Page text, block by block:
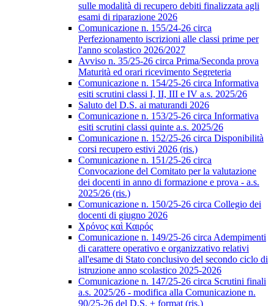
sulle modalità di recupero debiti finalizzata agli
esami di riparazione 2026
Comunicazione n. 155/24-26 circa
Perfezionamento iscrizioni alle classi prime per
l'anno scolastico 2026/2027
Avviso n. 35/25-26 circa Prima/Seconda prova
Maturità ed orari ricevimento Segreteria
Comunicazione n. 154/25-26 circa Informativa
esiti scrutini classi I, II, III e IV a.s. 2025/26
Saluto del D.S. ai maturandi 2026
Comunicazione n. 153/25-26 circa Informativa
esiti scrutini classi quinte a.s. 2025/26
Comunicazione n. 152/25-26 circa Disponibilità
corsi recupero estivi 2026 (ris.)
Comunicazione n. 151/25-26 circa
Convocazione del Comitato per la valutazione
dei docenti in anno di formazione e prova - a.s.
2025/26 (ris.)
Comunicazione n. 150/25-26 circa Collegio dei
docenti di giugno 2026
Χρόνος καὶ Καιρός
Comunicazione n. 149/25-26 circa Adempimenti
di carattere operativo e organizzativo relativi
all'esame di Stato conclusivo del secondo ciclo di
istruzione anno scolastico 2025-2026
Comunicazione n. 147/25-26 circa Scrutini finali
a.s. 2025/26 - modifica alla Comunicazione n.
90/25-26 del D.S. + format (ris.)